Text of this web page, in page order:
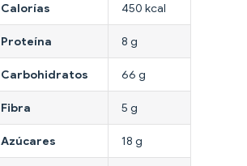
Calorías 450 kcal
Proteína 8 g
Carbohidratos 66 g
Fibra 5 g
Azúcares 18 g